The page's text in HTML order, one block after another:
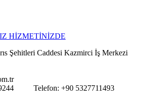
HİZMETİNİZDE
Şehitleri Caddesi Kazmirci İş Merkezi
Telefon: +90 5327711493